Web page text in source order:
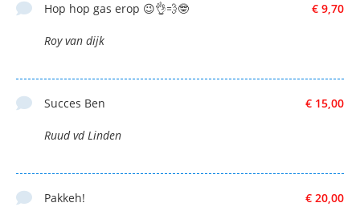
€ 9,70
Hop hop gas erop 😉👌💨🤓
Roy van dijk
€ 15,00
Succes Ben
Ruud vd Linden
€ 20,00
Pakkeh!